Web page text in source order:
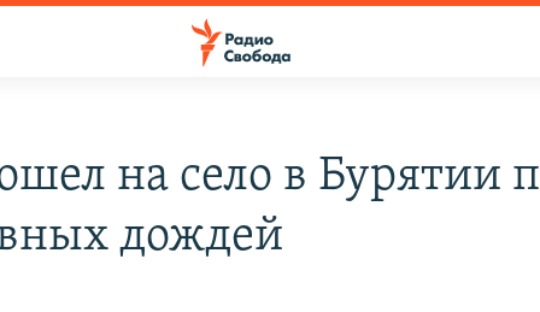
на село в Бурятии
дождей